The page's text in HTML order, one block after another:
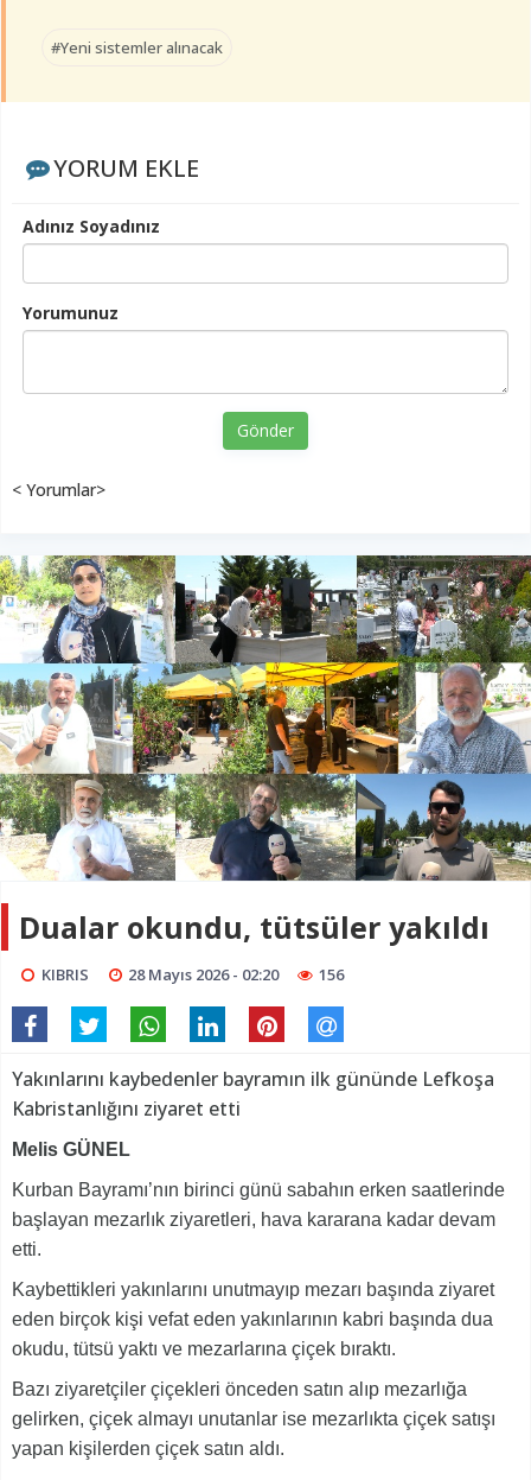
#Yeni sistemler alınacak
YORUM EKLE
Adınız Soyadınız
Yorumunuz
Gönder
< Yorumlar>
Dualar okundu, tütsüler yakıldı
KIBRIS 28 Mayıs 2026 - 02:20 156
Yakınlarını kaybedenler bayramın ilk gününde Lefkoşa
Kabristanlığını ziyaret etti
Melis GÜNEL
Kurban Bayramı’nın birinci günü sabahın erken saatlerinde
başlayan mezarlık ziyaretleri, hava kararana kadar devam
etti.
Kaybettikleri yakınlarını unutmayıp mezarı başında ziyaret
eden birçok kişi vefat eden yakınlarının kabri başında dua
okudu, tütsü yaktı ve mezarlarına çiçek bıraktı.
Bazı ziyaretçiler çiçekleri önceden satın alıp mezarlığa
gelirken, çiçek almayı unutanlar ise mezarlıkta çiçek satışı
yapan kişilerden çiçek satın aldı.